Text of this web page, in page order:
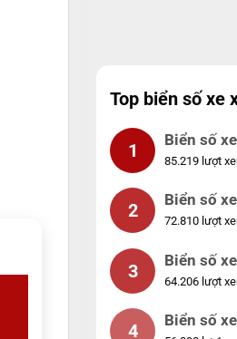
Top biển số xe
1
Biển số xe
99999
85.219 lượt
2
Biển số xe
04953
72.810 lượt
3
Biển số xe
88888
64.206 lượt
4
Biển số xe